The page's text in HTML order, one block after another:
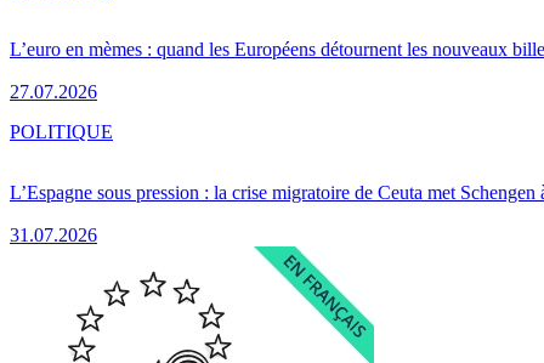
L’euro en mèmes : quand les Européens détournent les nouveaux
27.07.2026
L’Espagne sous pression : la crise migratoire de Ceuta met Schengen
31.07.2026
POLITIQUE